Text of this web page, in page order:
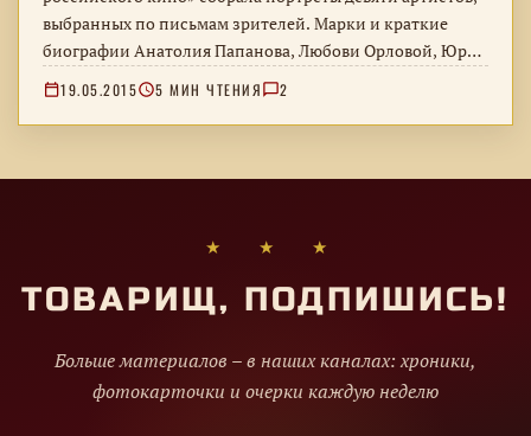
выбранных по письмам зрителей. Марки и краткие
биографии Анатолия Папанова, Любови Орловой, Юрия
Никулина и других любимых исполнителей.
19.05.2015 5 МИН ЧТЕНИЯ 2
★ ★ ★
ТОВАРИЩ, ПОДПИШИСЬ!
Больше материалов – в наших каналах: хроники,
фотокарточки и очерки каждую неделю